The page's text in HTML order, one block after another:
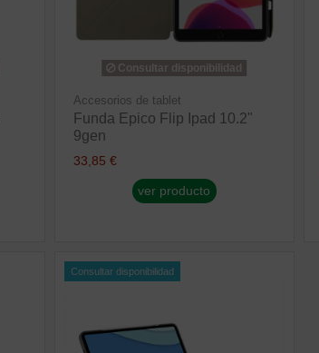
Consultar disponibilidad
Accesorios de tablet
Funda Epico Flip Ipad 10.2"
9gen
33,85 €
ver producto
Consultar disponibilidad